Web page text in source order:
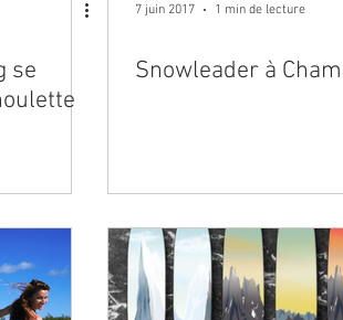
se
7 juin 2017 1 min de lecture
Snowleader à